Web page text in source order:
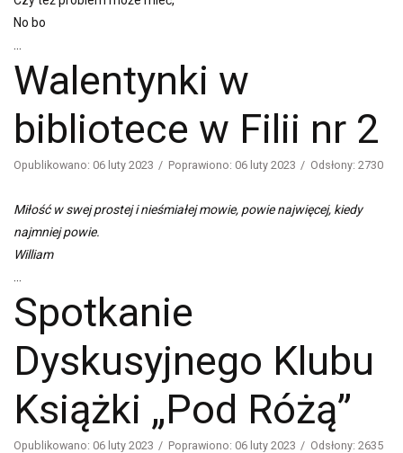
No bo
Walentynki w
bibliotece w Filii nr 2
Opublikowano: 06 luty 2023 Poprawiono: 06 luty 2023 Odsłony: 2730
Miłość w swej prostej i nieśmiałej mowie, powie najwięcej, kiedy
najmniej powie.
William
Spotkanie
Dyskusyjnego Klubu
Książki „Pod Różą”
Opublikowano: 06 luty 2023 Poprawiono: 06 luty 2023 Odsłony: 2635